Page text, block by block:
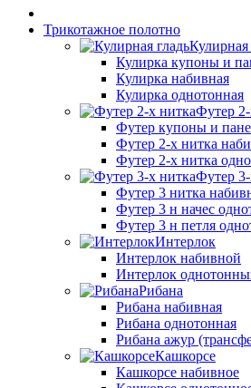
Трикотажное полотно
Кулирная
Кулирка купоны и
Кулирка набивная
Кулирка однотонная
Футер
Футер купоны и
Футер 2-х нитка
Футер 2-х нитка
Футер
Футер 3 нитка
Футер 3 н начес
Футер 3 н петля
Интерлок
Интерлок набивной
Интерлок
Рибана
Рибана набивная
Рибана однотонная
Рибана ажур
Кашкорсе
Кашкорсе набивное